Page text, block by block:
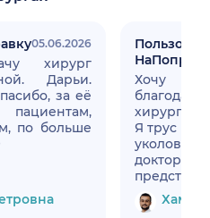
05.06.2026
хирург
Дарьи.
за её
по больше
Хочу
хирургу-
Я трус
уколов и
Удалял
перед